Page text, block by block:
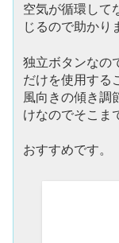
空気が循環して
じるので助かり
独立ボタンなの
だけを使用する
風向きの傾き調
けなのでそこま
おすすめです。